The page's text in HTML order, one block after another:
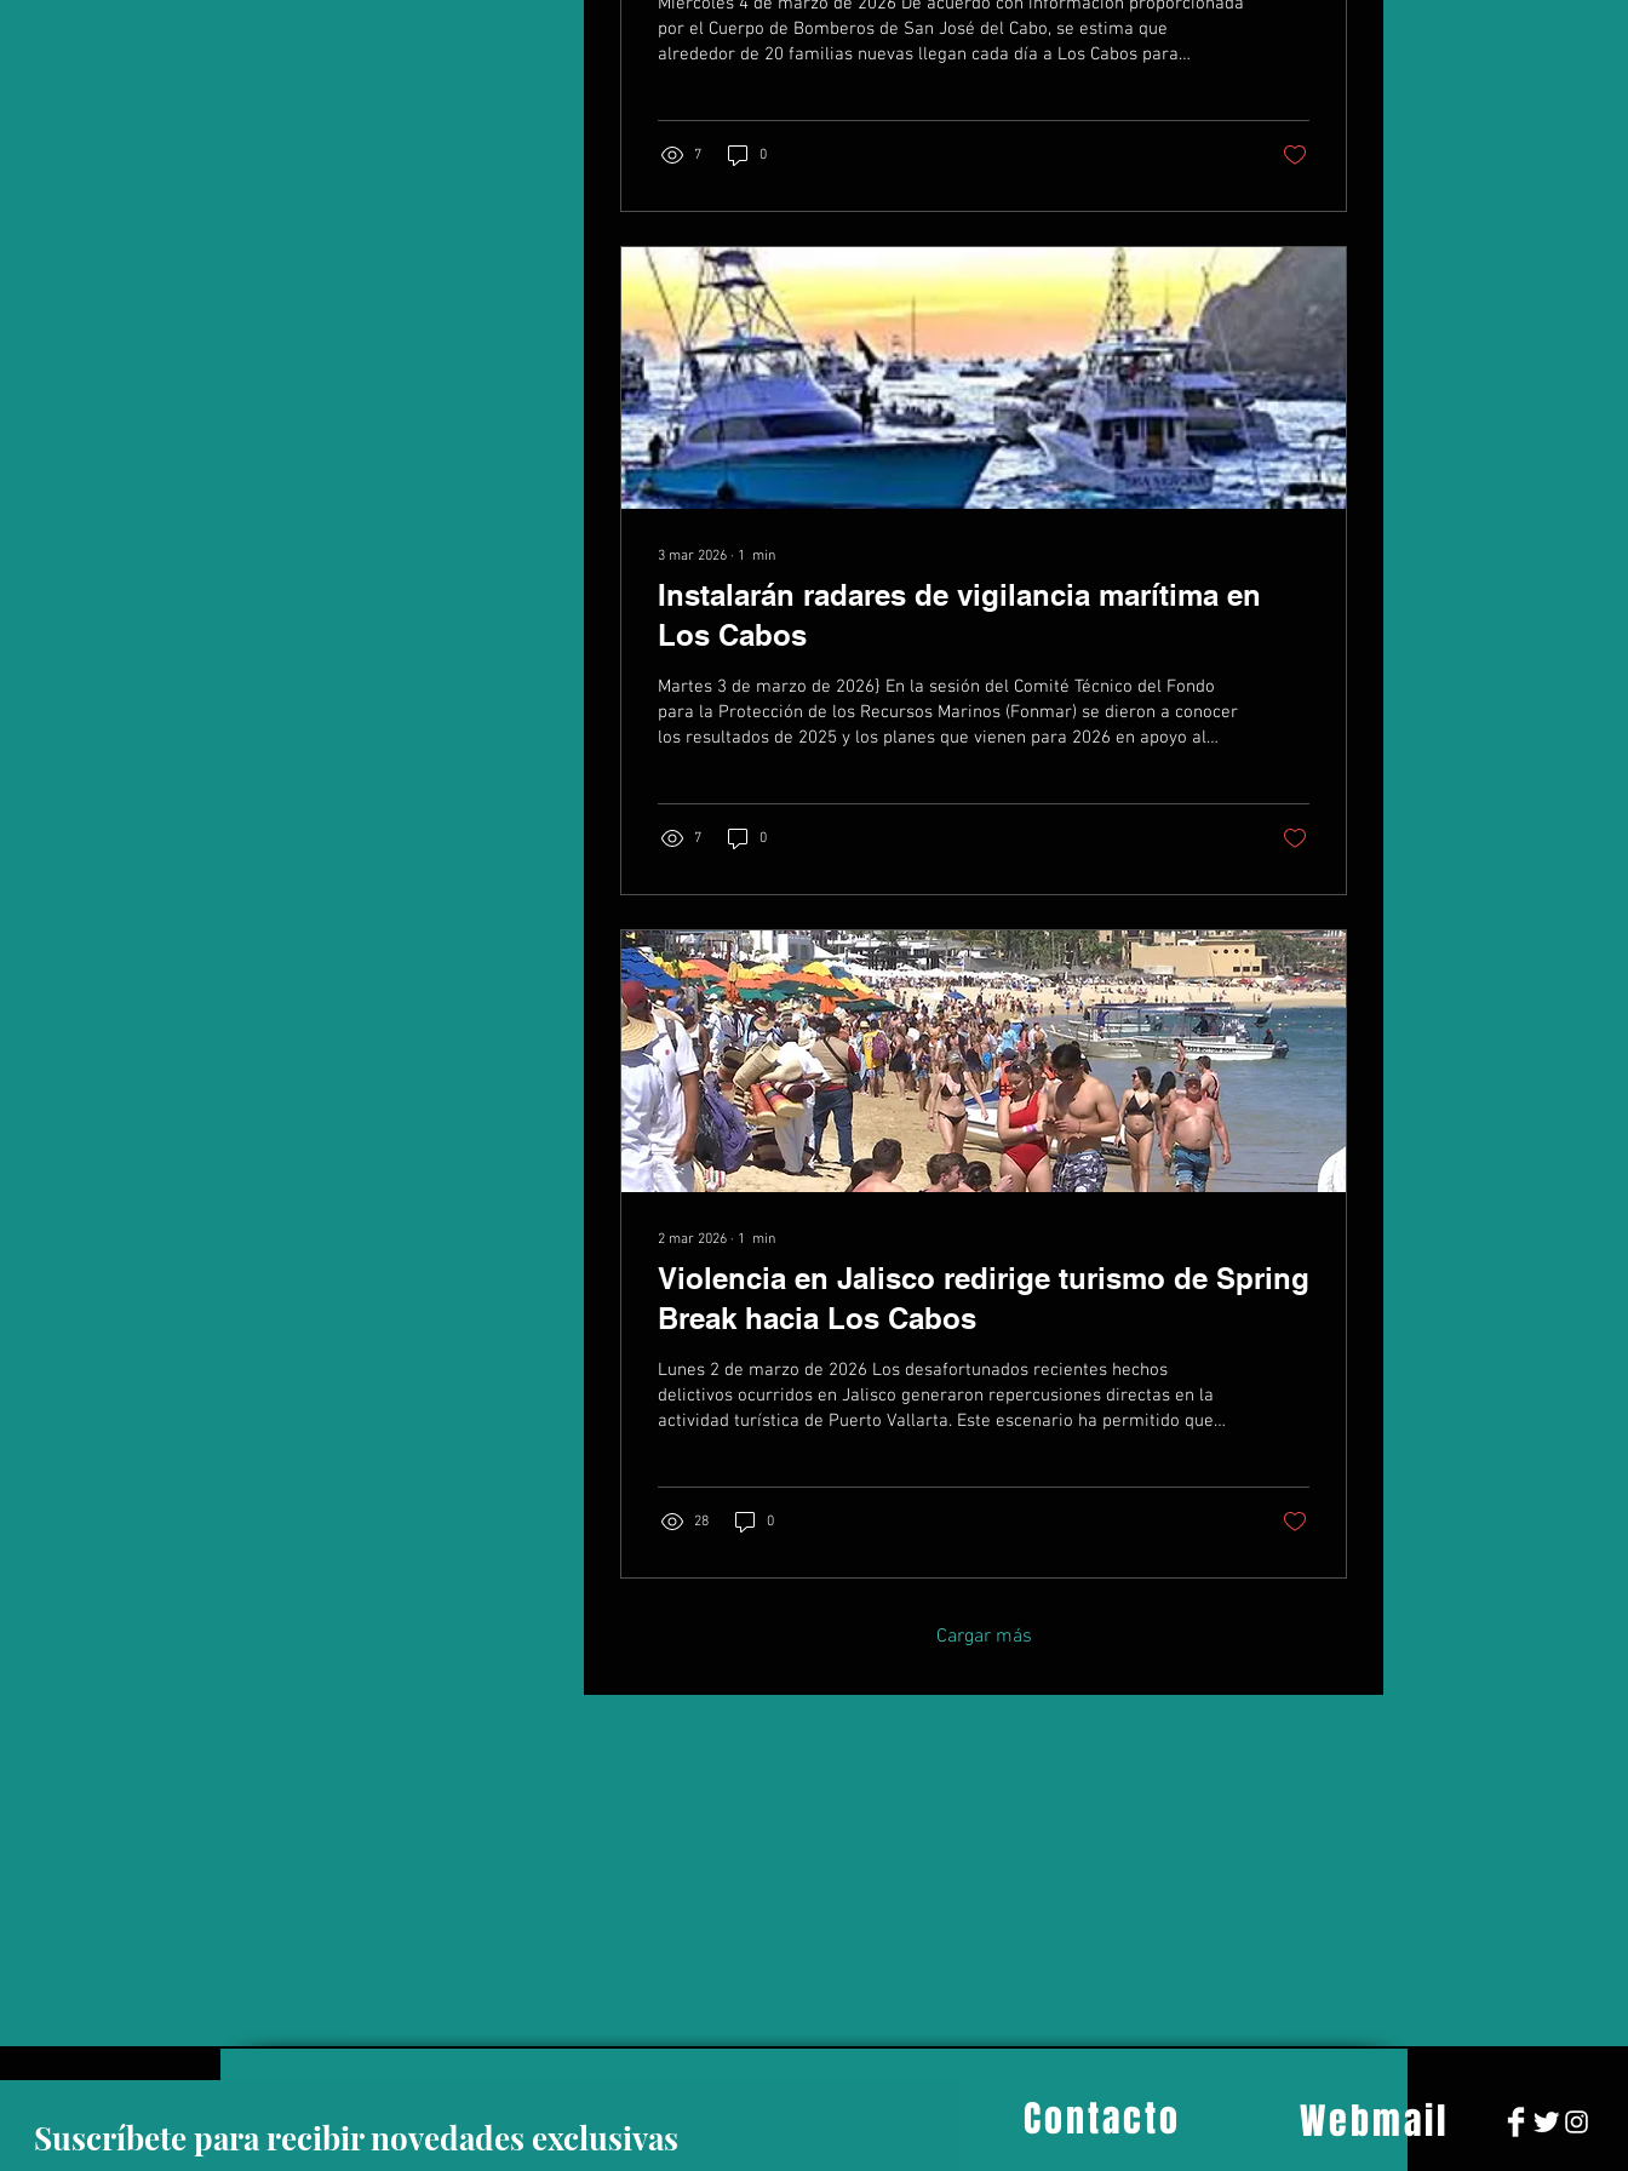
por el Cuerpo de Bomberos de San José del Cabo, se estima que
alrededor de 20 familias nuevas llegan cada día a Los Cabos para
circular en las calles. Todo se traduce en un aumento en los accidentes
7 0
3 mar 2026 ∙ 1 min
Instalarán radares de vigilancia marítima en
Los Cabos
Martes 3 de marzo de 2026} En la sesión del Comité Técnico del Fondo
para la Protección de los Recursos Marinos (Fonmar) se dieron a conocer
los resultados de 2025 y los planes que vienen para 2026 en apoyo al
7 0
2 mar 2026 ∙ 1 min
Violencia en Jalisco redirige turismo de Spring
Break hacia Los Cabos
Lunes 2 de marzo de 2026 Los desafortunados recientes hechos
delictivos ocurridos en Jalisco generaron repercusiones directas en la
actividad turística de Puerto Vallarta. Este escenario ha permitido que
estudiantiles y eventos de Spring Break en México, la percepción de...
28 0
Cargar más
Suscríbete para recibir novedades exclusivas Contacto Webmail